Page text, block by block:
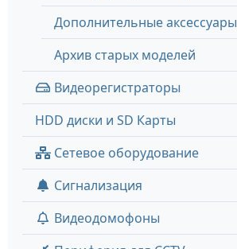
Дополнительные аксессуары
Архив старых моделей
Видеорегистраторы
HDD диски и SD Карты
Сетевое оборудование
Сигнализация
Видеодомофоны